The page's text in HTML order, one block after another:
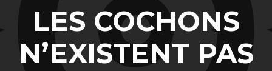
LES COCHONS
N’EXISTENT PAS